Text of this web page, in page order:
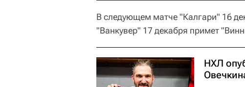
В следующем матче "Калгари" 16
"Ванкувер" 17 декабря примет
НХЛ